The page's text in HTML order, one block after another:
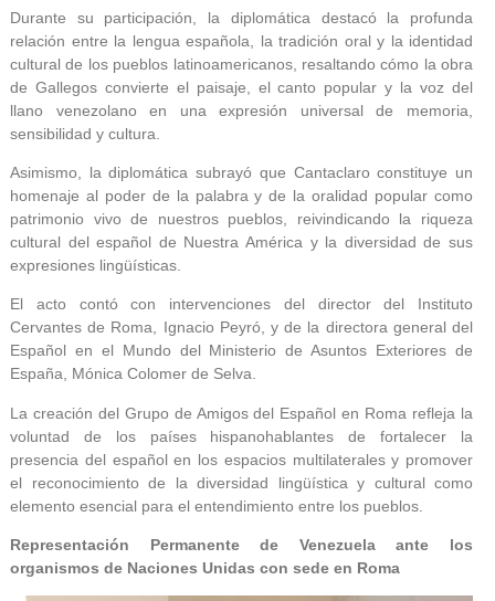
Durante su participación, la diplomática destacó la profunda
relación entre la lengua española, la tradición oral y la identidad
cultural de los pueblos latinoamericanos, resaltando cómo la obra
de Gallegos convierte el paisaje, el canto popular y la voz del
llano venezolano en una expresión universal de memoria,
sensibilidad y cultura.
Asimismo, la diplomática subrayó que Cantaclaro constituye un
homenaje al poder de la palabra y de la oralidad popular como
patrimonio vivo de nuestros pueblos, reivindicando la riqueza
cultural del español de Nuestra América y la diversidad de sus
expresiones lingüísticas.
El acto contó con intervenciones del director del Instituto
Cervantes de Roma, Ignacio Peyró, y de la directora general del
Español en el Mundo del Ministerio de Asuntos Exteriores de
España, Mónica Colomer de Selva.
La creación del Grupo de Amigos del Español en Roma refleja la
voluntad de los países hispanohablantes de fortalecer la
presencia del español en los espacios multilaterales y promover
el reconocimiento de la diversidad lingüística y cultural como
elemento esencial para el entendimiento entre los pueblos.
Representación Permanente de Venezuela ante los
organismos de Naciones Unidas con sede en Roma